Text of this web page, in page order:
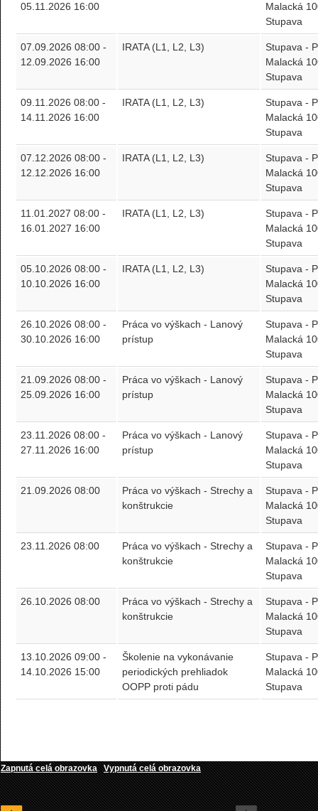
05.11.2026 16:00
Malacká
Stupava
07.09.2026 08:00 -
12.09.2026 16:00
IRATA (L1, L2, L3)
Stupava -
Malacká
Stupava
09.11.2026 08:00 -
14.11.2026 16:00
IRATA (L1, L2, L3)
Stupava -
Malacká
Stupava
07.12.2026 08:00 -
12.12.2026 16:00
IRATA (L1, L2, L3)
Stupava -
Malacká
Stupava
11.01.2027 08:00 -
16.01.2027 16:00
IRATA (L1, L2, L3)
Stupava -
Malacká
Stupava
05.10.2026 08:00 -
10.10.2026 16:00
IRATA (L1, L2, L3)
Stupava -
Malacká
Stupava
26.10.2026 08:00 -
30.10.2026 16:00
Práca vo výškach - Lanový
prístup
Stupava -
Malacká
Stupava
21.09.2026 08:00 -
25.09.2026 16:00
Práca vo výškach - Lanový
prístup
Stupava -
Malacká
Stupava
23.11.2026 08:00 -
27.11.2026 16:00
Práca vo výškach - Lanový
prístup
Stupava -
Malacká
Stupava
21.09.2026 08:00
Práca vo výškach - Strechy a
konštrukcie
Stupava -
Malacká
Stupava
23.11.2026 08:00
Práca vo výškach - Strechy a
konštrukcie
Stupava -
Malacká
Stupava
26.10.2026 08:00
Práca vo výškach - Strechy a
konštrukcie
Stupava -
Malacká
Stupava
13.10.2026 09:00 -
14.10.2026 15:00
Školenie na vykonávanie
periodických prehliadok
OOPP proti pádu
Stupava -
Malacká
Stupava
Zapnutá celá obrazovka/Vypnutá celá obrazovka